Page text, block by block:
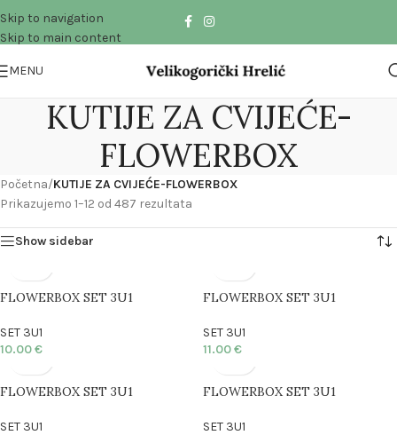
Skip to navigation
Skip to main content
MENU
KUTIJE ZA CVIJEĆE-
FLOWERBOX
Početna/KUTIJE ZA CVIJEĆE-FLOWERBOX
Prikazujemo 1–12 od 487 rezultata
Show sidebar
FLOWERBOX SET 3U1
SET 3U1
10.00€
FLOWERBOX SET 3U1
SET 3U1
11.00€
FLOWERBOX SET 3U1
SET 3U1
FLOWERBOX SET 3U1
SET 3U1